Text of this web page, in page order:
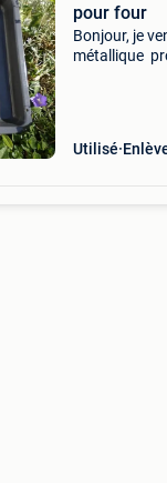
pour four
Bonjour, je
métallique
Utilisé